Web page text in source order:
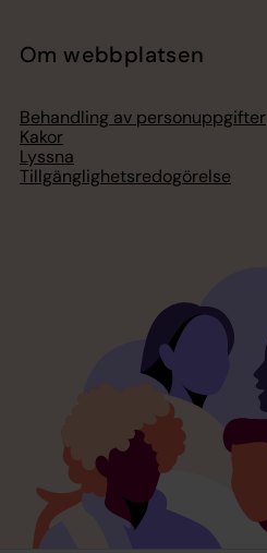
Om webbplatsen
Behandling av personuppgifter
Kakor
Lyssna
Tillgänglighetsredogörelse